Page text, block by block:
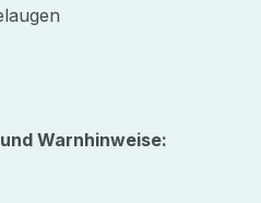
Warnhinweise: